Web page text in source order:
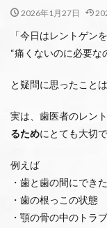
2026年1月27日
「今日はレントゲン
“痛くないのに必要な
と疑問に思ったこと
実は、歯医者のレン
るためにとても大切で
例えば
・歯と歯の間にでき
・歯の根っこの状態
・顎の骨の中のトラ